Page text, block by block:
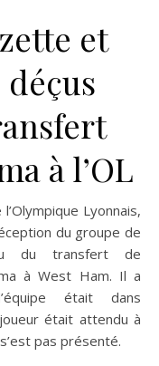
et
à l’OL
du groupe de
du transfert de
à West Ham. Il a
était dans
était attendu à
pas présenté.